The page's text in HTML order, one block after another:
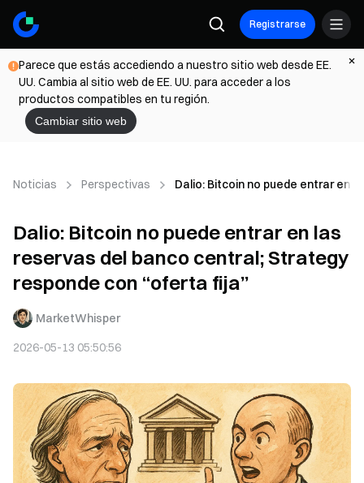
Registrarse
Parece que estás accediendo a nuestro sitio web desde EE.
UU. Cambia al sitio web de EE. UU. para acceder a los
productos compatibles en tu región.
Cambiar sitio web
Noticias Perspectivas Dalio: Bitcoin no puede entrar en
Dalio: Bitcoin no puede entrar en las
reservas del banco central; Strategy
responde con “oferta fija”
MarketWhisper
2026-05-13 05:50:56